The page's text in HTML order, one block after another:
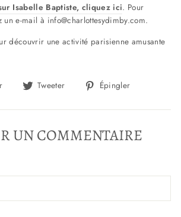
Isabelle Baptiste, cliquez ici. Pour
un e-mail à info@charlottesydimby.com.
découvrir une activité parisienne amusante
Partager
Facebook
Tweeter
Tweeter
Twitter
Épingler
Pinterest
UN COMMENTAIRE